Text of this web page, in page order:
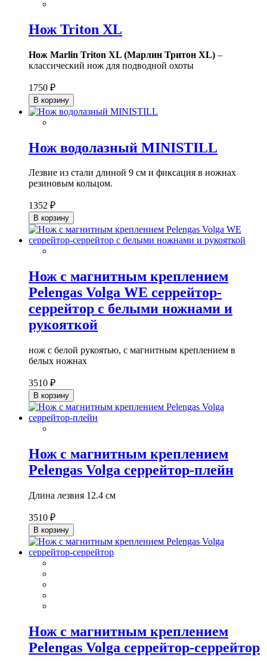
Нож Triton XL
Нож Marlin Triton XL (Марлин Тритон XL) –
классический нож для подводной охоты
1750 ₽
В корзину
Нож водолазный MINISTILL
Лезвие из стали длиной 9 см и фиксация в ножнах
резиновым кольцом.
1352 ₽
В корзину
Нож с магнитным креплением
Pelengas Volga WE серрейтор-
серрейтор с белыми ножнами и
рукояткой
нож c белой рукоятью, с магнитным креплением в
белых ножнах
3510 ₽
В корзину
Нож с магнитным креплением
Pelengas Volga серрейтор-плейн
Длина лезвия 12.4 см
3510 ₽
В корзину
Нож с магнитным креплением
Pelengas Volga серрейтор-серрейтор